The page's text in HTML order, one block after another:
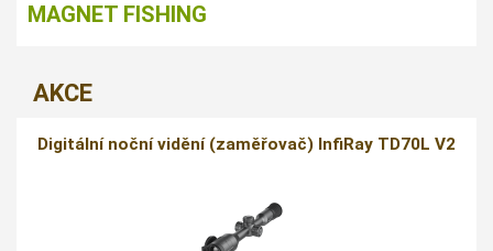
MAGNET FISHING
AKCE
Digitální noční vidění (zaměřovač) InfiRay TD70L V2